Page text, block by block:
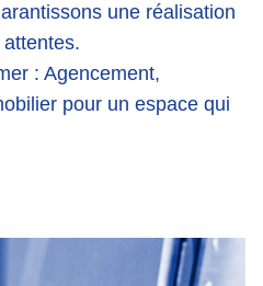
une réalisation
: Agencement,
pour un espace qui